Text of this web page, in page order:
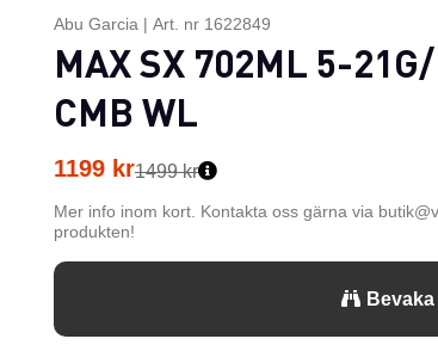
Abu Garcia | Art. nr 1622849
MAX SX 702ML 5-
CMB WL
1199 kr1499 kr
Mer info inom kort. Kontakta oss gärna via
produkten!
Bevaka